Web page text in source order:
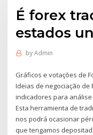
É forex
estados
byAdmin
Gráficos e votações de
Ideias de negociação de
indicadores para análise
Esta herramienta de
nos podrá ocasionar
que tengamos